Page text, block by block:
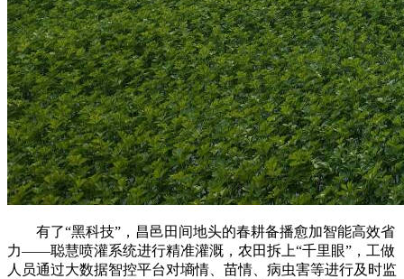
有了“黑科技”，昌邑田间地头的春耕备播愈加智能高效省
力——聪慧喷灌系统进行精准灌溉，农田拆上“千里眼”，工做
人员通过大数据智控平台对墒情、苗情、病虫害等进行及时监